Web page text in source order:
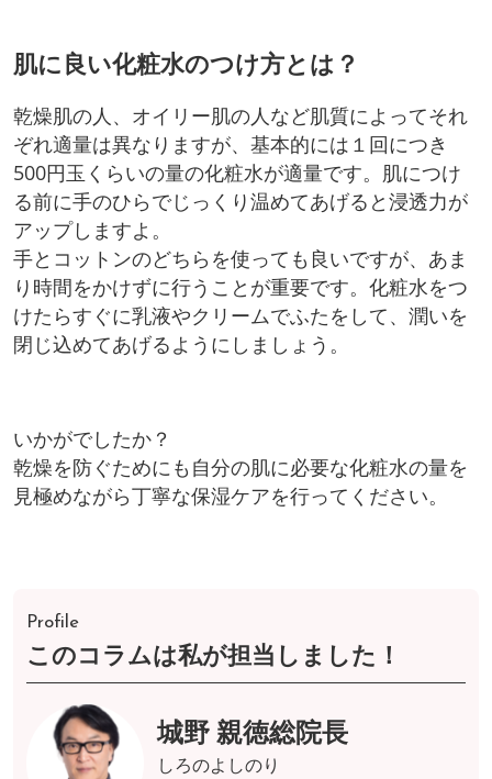
肌に良い化粧水のつけ方とは？
乾燥肌の人、オイリー肌の人など肌質によってそれ
ぞれ適量は異なりますが、基本的には１回につき
500円玉くらいの量の化粧水が適量です。肌につけ
る前に手のひらでじっくり温めてあげると浸透力が
アップしますよ。
手とコットンのどちらを使っても良いですが、あま
り時間をかけずに行うことが重要です。化粧水をつ
けたらすぐに乳液やクリームでふたをして、潤いを
閉じ込めてあげるようにしましょう。
いかがでしたか？
乾燥を防ぐためにも自分の肌に必要な化粧水の量を
見極めながら丁寧な保湿ケアを行ってください。
Profile
このコラムは私が担当しました！
城野 親徳総院長
しろのよしのり